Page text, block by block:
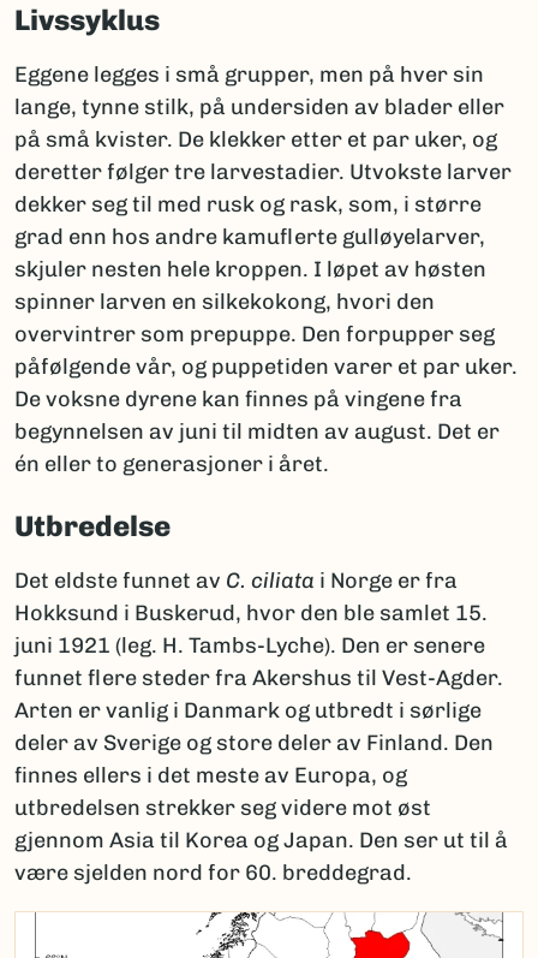
Livssyklus
Eggene legges i små grupper, men på hver sin
lange, tynne stilk, på undersiden av blader eller
på små kvister. De klekker etter et par uker, og
deretter følger tre larvestadier. Utvokste larver
dekker seg til med rusk og rask, som, i større
grad enn hos andre kamuflerte gulløyelarver,
skjuler nesten hele kroppen. I løpet av høsten
spinner larven en silkekokong, hvori den
overvintrer som prepuppe. Den forpupper seg
påfølgende vår, og puppetiden varer et par uker.
De voksne dyrene kan finnes på vingene fra
begynnelsen av juni til midten av august. Det er
én eller to generasjoner i året.
Utbredelse
Det eldste funnet av C. ciliata i Norge er fra
Hokksund i Buskerud, hvor den ble samlet 15.
juni 1921 (leg. H. Tambs-Lyche). Den er senere
funnet flere steder fra Akershus til Vest-Agder.
Arten er vanlig i Danmark og utbredt i sørlige
deler av Sverige og store deler av Finland. Den
finnes ellers i det meste av Europa, og
utbredelsen strekker seg videre mot øst
gjennom Asia til Korea og Japan. Den ser ut til å
være sjelden nord for 60. breddegrad.